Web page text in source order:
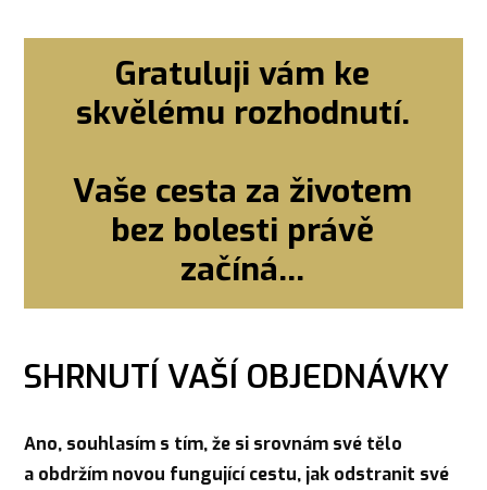
Gratuluji vám ke
skvělému rozhodnutí.
Vaše cesta za životem
bez bolesti právě
začíná...
SHRNUTÍ VAŠÍ OBJEDNÁVKY
Ano, souhlasím s tím, že si srovnám své tělo
a obdržím novou fungující cestu, jak odstranit své